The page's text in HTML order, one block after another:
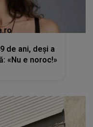
de ani, deși a
«Nu e noroc!»